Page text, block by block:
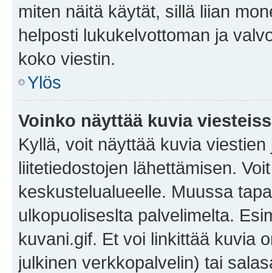
miten näitä käytät, sillä liian
helposti lukukelvottoman ja
koko viestin.
Ylös
Voinko näyttää kuvia
Kyllä, voit näyttää kuvia
liitetiedostojen lähettämisen.
keskustelualueelle. Muussa
ulkopuoliseslta palvelimelta.
kuvani.gif. Et voi linkittää kuvia
julkinen verkkopalvelin) tai